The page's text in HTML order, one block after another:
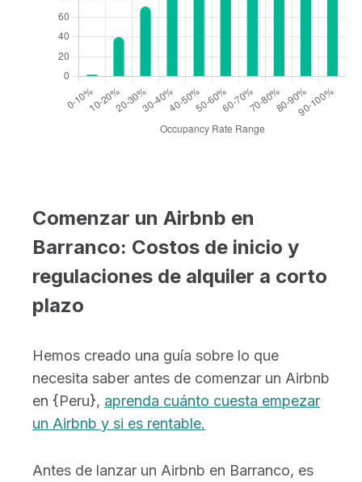
Comenzar un Airbnb en
Barranco: Costos de inicio y
regulaciones de alquiler a corto
plazo
Hemos creado una guía sobre lo que
necesita saber antes de comenzar un Airbnb
en {Peru}, aprenda cuánto cuesta empezar
un Airbnb y si es rentable.
Antes de lanzar un Airbnb en Barranco, es